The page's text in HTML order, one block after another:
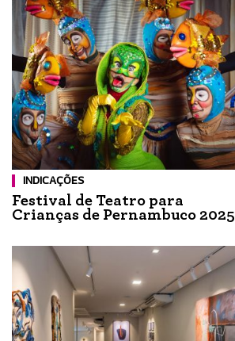
INDICAÇÕES
Festival de Teatro para
Crianças de Pernambuco 2025